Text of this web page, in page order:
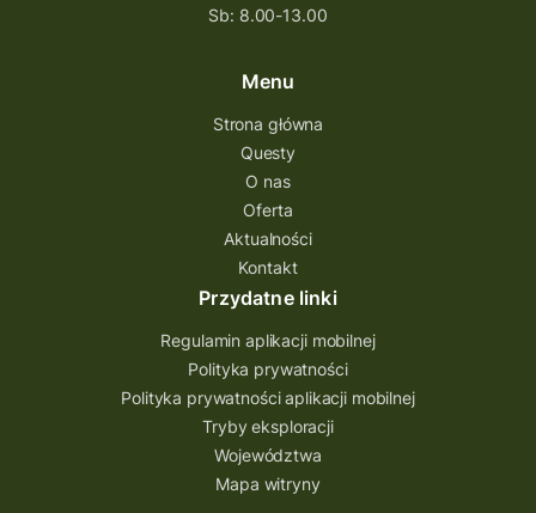
Sb: 8.00-13.00
Menu
Strona główna
Questy
O nas
Oferta
Aktualności
Kontakt
Przydatne linki
Regulamin aplikacji mobilnej
Polityka prywatności
Polityka prywatności aplikacji mobilnej
Tryby eksploracji
Województwa
Mapa witryny